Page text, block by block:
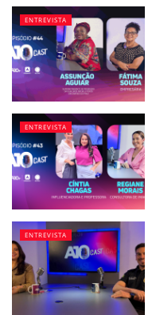
ENTREVISTA
ENTREVISTA
ENTREVISTA